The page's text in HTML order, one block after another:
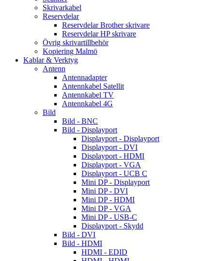
Skrivarkabel
Reservdelar
Reservdelar Brother skrivare
Reservdelar HP skrivare
Övrig skrivartillbehör
Kopiering Malmö
Kablar & Verktyg
Antenn
Antennadapter
Antennkabel Satellit
Antennkabel TV
Antennkabel 4G
Bild
Bild - BNC
Bild - Displayport
Displayport - Displayport
Displayport - DVI
Displayport - HDMI
Displayport - VGA
Displayport - UCB C
Mini DP - Displayport
Mini DP - DVI
Mini DP - HDMI
Mini DP - VGA
Mini DP - USB-C
Displayport - Skydd
Bild - DVI
Bild - HDMI
HDMI - EDID